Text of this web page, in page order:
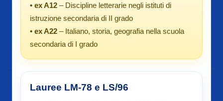
• ex A12 – Discipline letterarie negli istituti di
istruzione secondaria di II grado
• ex A22 – Italiano, storia, geografia nella scuola
secondaria di I grado
Lauree LM-78 e LS/96